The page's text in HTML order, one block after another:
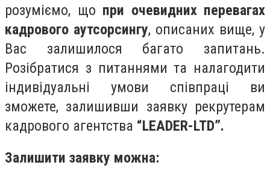
розуміємо, що при очевидних перевагах
кадрового аутсорсингу, описаних вище, у
Вас залишилося багато запитань.
Розібратися з питаннями та налагодити
індивідуальні умови співпраці ви
зможете, залишивши заявку рекрутерам
кадрового агентства “LEADER-LTD”.
Залишити заявку можна: